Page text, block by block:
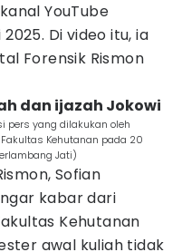
YouTube
Di video itu, ia
Forensik Rismon
dan ijazah Jokowi
pers yang dilakukan oleh
Kehutanan pada 20
Jati)
Sofian
kabar dari
Kehutanan
awal kuliah tidak